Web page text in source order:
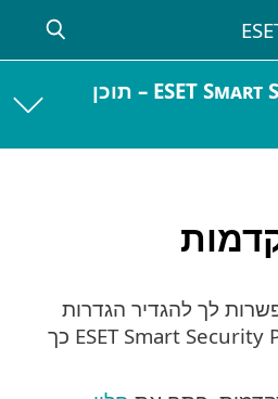
ESET Smart Security Premium – תוכן
לך להגדיר הגדרות
מפורטות של ESET Smart Security Premium כך